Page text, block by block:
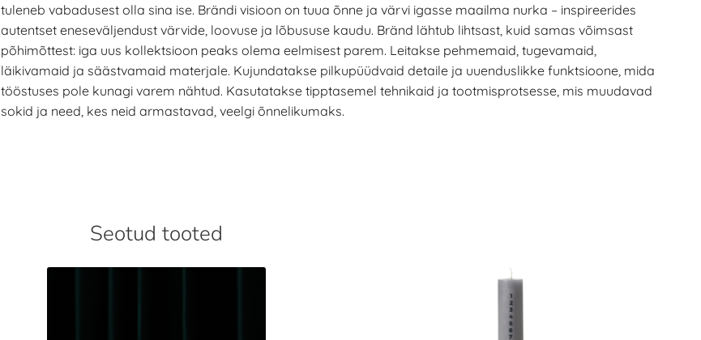
tuleneb vabadusest olla sina ise. Brändi visioon on tuua õnne ja värvi igasse maailma nurka – inspireerides
autentset eneseväljendust värvide, loovuse ja lõbususe kaudu. Bränd lähtub lihtsast, kuid samas võimsast
põhimõttest: iga uus kollektsioon peaks olema eelmisest parem. Leitakse pehmemaid, tugevamaid,
läikivamaid ja säästvamaid materjale. Kujundatakse pilkupüüdvaid detaile ja uuenduslikke funktsioone, mida
tööstuses pole kunagi varem nähtud. Kasutatakse tipptasemel tehnikaid ja tootmisprotsesse, mis muudavad
sokid ja need, kes neid armastavad, veelgi õnnelikumaks.
Seotud tooted